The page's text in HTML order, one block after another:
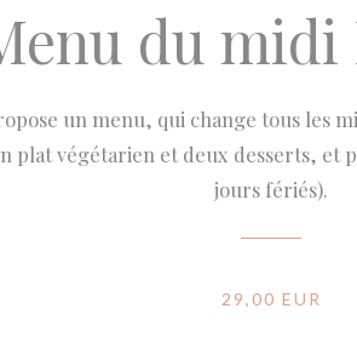
du midi
un menu, qui change tous les
plat végétarien et deux desserts, et
jours fériés).
29,00 EUR